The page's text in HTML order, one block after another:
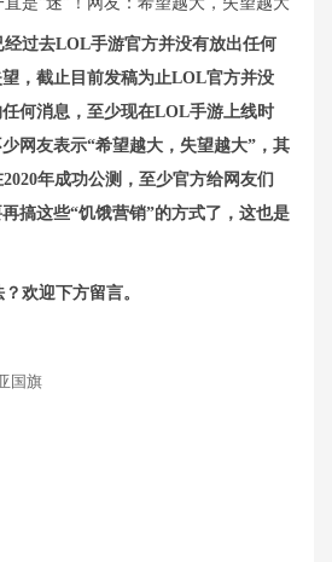
经过去LOL手游官方并没有放出任何
，截止目前发稿为止LOL官方并没
何消息，至少现在LOL手游上线时
网友表示“希望越大，失望越大”，其
年成功公测，至少官方给网友们
搞这些“饥饿营销”的方式了，这也是
欢迎下方留言。
国旗